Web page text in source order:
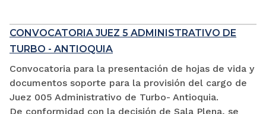
CONVOCATORIA JUEZ 5 ADMINISTRATIVO DE
TURBO - ANTIOQUIA
Convocatoria para la presentación de hojas de vida y
documentos soporte para la provisión del cargo de
Juez 005 Administrativo de Turbo- Antioquia.
De conformidad con la decisión de Sala Plena, se